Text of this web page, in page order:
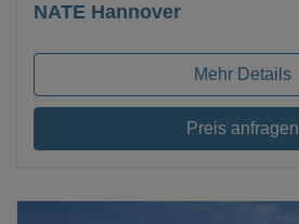
NATE Hannover
Mehr Details
Preis anfragen